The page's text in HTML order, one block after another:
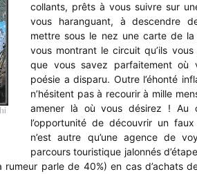
collants, prêts à vous suivre sur
vous haranguant, à descendre
mettre sous le nez une carte de
vous montrant le circuit qu’ils
que vous savez parfaitement où
poésie a disparu. Outre l’éhonté
n’hésitent pas à recourir à mille
amener là où vous désirez ! Au
l’opportunité de découvrir un
n’est autre qu’une agence de
parcours touristique jalonnés
parle de 40%) en cas d’achats